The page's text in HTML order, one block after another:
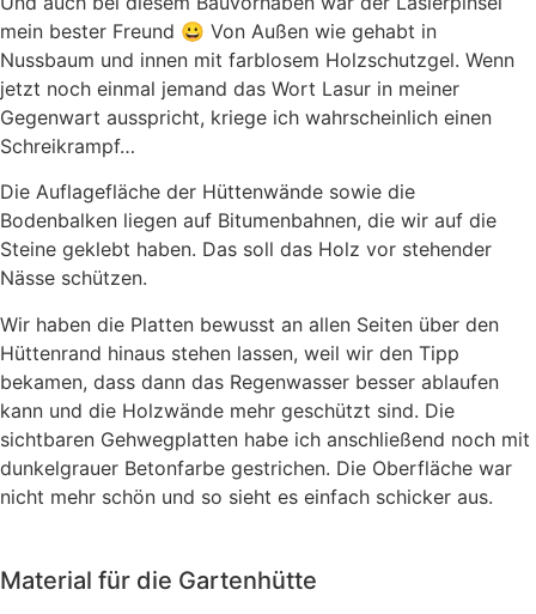
mein bester Freund 😀 Von Außen wie gehabt in
Nussbaum und innen mit farblosem Holzschutzgel. Wenn
jetzt noch einmal jemand das Wort Lasur in meiner
Gegenwart ausspricht, kriege ich wahrscheinlich einen
Schreikrampf…
Die Auflagefläche der Hüttenwände sowie die
Bodenbalken liegen auf Bitumenbahnen, die wir auf die
Steine geklebt haben. Das soll das Holz vor stehender
Nässe schützen.
Wir haben die Platten bewusst an allen Seiten über den
Hüttenrand hinaus stehen lassen, weil wir den Tipp
bekamen, dass dann das Regenwasser besser ablaufen
kann und die Holzwände mehr geschützt sind. Die
sichtbaren Gehwegplatten habe ich anschließend noch mit
dunkelgrauer Betonfarbe gestrichen. Die Oberfläche war
nicht mehr schön und so sieht es einfach schicker aus.
Material für die Gartenhütte